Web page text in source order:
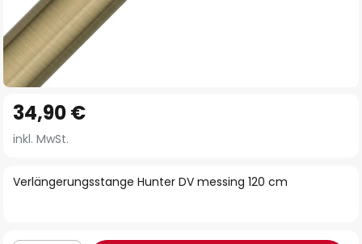
Anfang
der
springen
Verlängerungsstange Hunter DV messing 120 cm
34,90 €
inkl. MwSt.